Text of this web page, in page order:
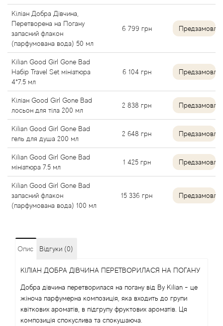
Кіліан Добра Дівчина,
Перетворена на Погану
запасний флакон
(парфумована вода) 50 мл
6 799 грн
Kilian Good Girl Gone Bad
Набір Travel Set мініатюра
4*7.5 мл
6 104 грн
Кіліан Good Girl Gone Bad
лосьон для тіла 200 мл
2 838 грн
Kilian Good Girl Gone Bad
гель для душа 200 мл
2 648 грн
Kilian Good Girl Gone Bad
мініатюра 7.5 мл
1 425 грн
Kilian Good Girl Gone Bad
запасний флакон
(парфумована вода) 100 мл
15 336 грн
Опис Відгуки (0)
КІЛІАН ДОБРА ДІВЧИНА ПЕРЕТВОРИЛАСЯ НА ПОГАНУ
Добра дівчина перетворилася на погану від By Kilian - це
жіноча парфумерна композиція, яка входить до групи
квіткових ароматів, в підгрупу фруктових ароматів. Ця
композиція спокуслива та спокушаюча.
Amouroud
Andre L'Arom
Angel Schlesser
Anima Mundi
Anna Sui
Anne Fontaine
Annick Goutal
Antonia's Flowers
Antonio Banderas
Antonio Visconti
Aquolina